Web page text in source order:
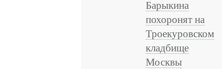
Барыкина
похоронят на
Троекуровском
кладбище
Москвы